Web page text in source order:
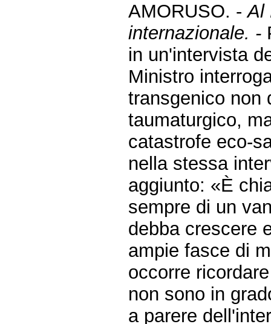
AMORUSO. -Al
internazionale. -
in un'intervista
Ministro
transgenico non
taumaturgico,
catastrofe eco-
nella stessa
aggiunto: «È
sempre di un
debba crescere
ampie fasce di
occorre
non sono in
a parere